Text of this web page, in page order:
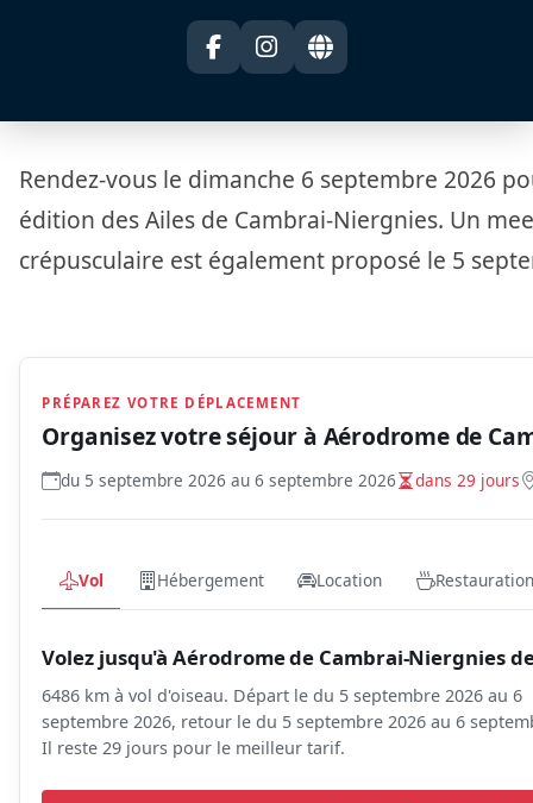
Rendez-vous le dimanche 6 septembre 2026
édition des Ailes de Cambrai-Niergnies. Un
crépusculaire est également proposé le 5
PRÉPAREZ VOTRE DÉPLACEMENT
Organisez votre séjour à Aérodrome de
du 5 septembre 2026 au 6 septembre 2026 dans 29 jours
Vol Hébergement Location
Volez jusqu'à Aérodrome de Cambrai-Niergnies
6486 km à vol d'oiseau. Départ le du 5 septembre 2026 au 6
septembre 2026, retour le du 5 septembre 2026 au 6
Il reste 29 jours pour le meilleur tarif.